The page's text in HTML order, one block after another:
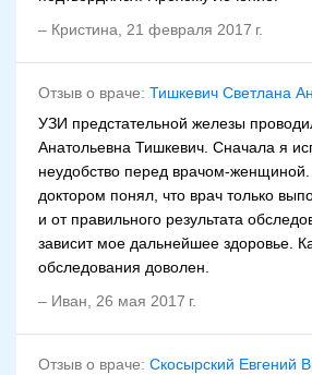
– Кристина 21 февраля 2017 г.
Отзыв о враче: Тишкевич Светлана
УЗИ предстательной железы
Анатольевна Тишкевич. Сначала я
неудобство перед врачом-
доктором понял, что врач только
и от правильного результата
зависит мое дальнейшее здоровье.
обследования доволен.
– Иван 26 мая 2017 г.
Отзыв о враче: Скосырский Евгений